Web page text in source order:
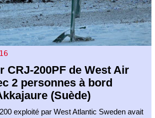
CRJ-200PF deWest Air
2 personnes à bord
(Suède)
exploité par West Atlantic Sweden avait